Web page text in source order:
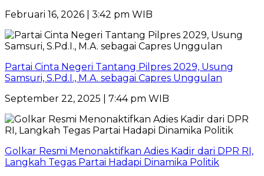
Februari 16, 2026 | 3:42 pm WIB
Partai Cinta Negeri Tantang Pilpres 2029, Usung
Samsuri, S.Pd.I., M.A. sebagai Capres Unggulan
September 22, 2025 | 7:44 pm WIB
Golkar Resmi Menonaktifkan Adies Kadir dari DPR RI,
Langkah Tegas Partai Hadapi Dinamika Politik